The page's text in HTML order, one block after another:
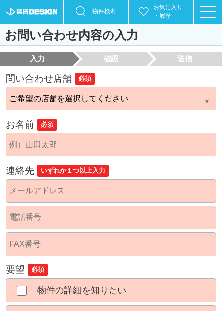
物件検索
お気に入り
・履歴
お問い合わせ内容の入力
入力 確認 送信
問い合わせ店舗 必須
お名前 必須
連絡先 いずれか１つ以上入力
要望 必須
物件の詳細を知りたい